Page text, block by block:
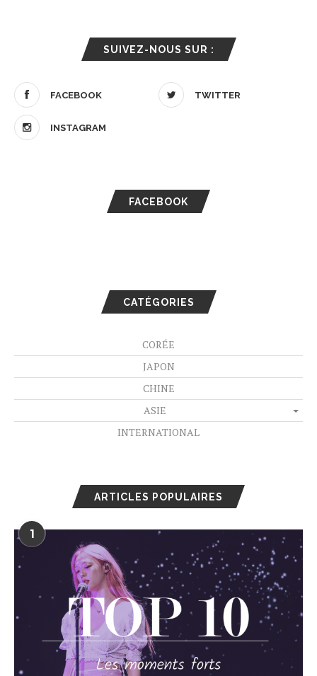
SUIVEZ-NOUS SUR :
FACEBOOK TWITTER
INSTAGRAM
FACEBOOK
CATÉGORIES
CORÉE
JAPON
CHINE
ASIE
INTERNATIONAL
ARTICLES POPULAIRES
1